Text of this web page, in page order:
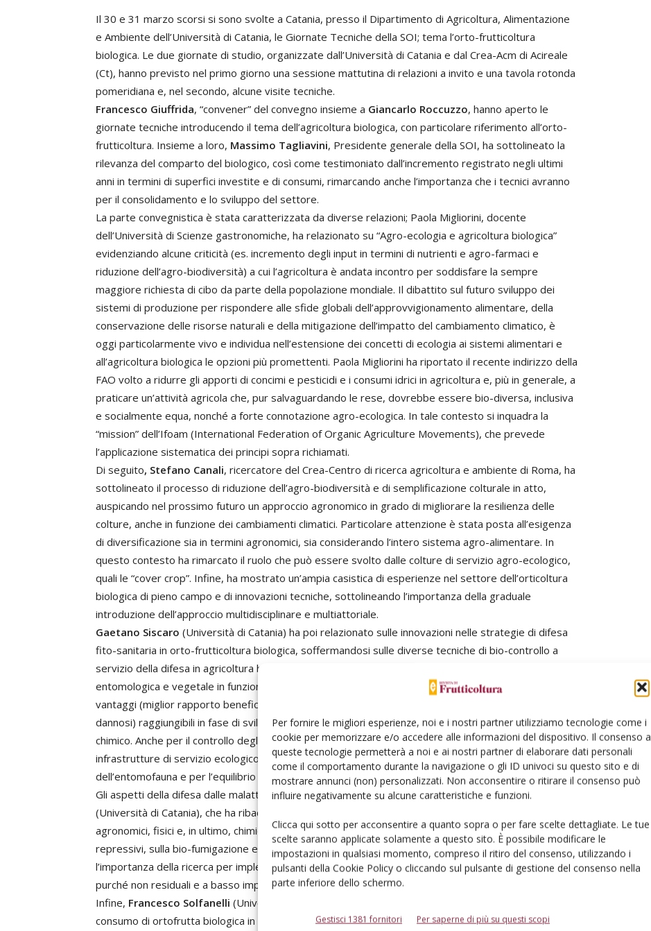
Per fornire le migliori esperienze, noi e i nostri partner utilizziamo tecnologie come i
cookie per memorizzare e/o accedere alle informazioni del dispositivo. Il consenso a
queste tecnologie permetterà a noi e ai nostri partner di elaborare dati personali
come il comportamento durante la navigazione o gli ID univoci su questo sito e di
mostrare annunci (non) personalizzati. Non acconsentire o ritirare il consenso può
influire negativamente su alcune caratteristiche e funzioni.
Clicca qui sotto per acconsentire a quanto sopra o per fare scelte dettagliate. Le tue
scelte saranno applicate solamente a questo sito. È possibile modificare le
impostazioni in qualsiasi momento, compreso il ritiro del consenso, utilizzando i
pulsanti della Cookie Policy o cliccando sul pulsante di gestione del consenso nella
parte inferiore dello schermo.
Gestisci 1381 fornitori Per saperne di più su questi scopi
Il 30 e 31 marzo scorsi si sono svolte a Catania, presso il Dipartimento di Agricoltura, Alimentazione
e Ambiente dell’Università di Catania, le Giornate Tecniche della SOI; tema l’orto-frutticoltura
biologica. Le due giornate di studio, organizzate dall’Università di Catania e dal Crea-Acm di Acireale
(Ct), hanno previsto nel primo giorno una sessione mattutina di relazioni a invito e una tavola rotonda
pomeridiana e, nel secondo, alcune visite tecniche.
Francesco Giuffrida, “convener” del convegno insieme a Giancarlo Roccuzzo, hanno aperto le
giornate tecniche introducendo il tema dell’agricoltura biologica, con particolare riferimento all’orto-
frutticoltura. Insieme a loro, Massimo Tagliavini, Presidente generale della SOI, ha sottolineato la
rilevanza del comparto del biologico, così come testimoniato dall’incremento registrato negli ultimi
anni in termini di superfici investite e di consumi, rimarcando anche l’importanza che i tecnici avranno
per il consolidamento e lo sviluppo del settore.
La parte convegnistica è stata caratterizzata da diverse relazioni; Paola Migliorini, docente
dell’Università di Scienze gastronomiche, ha relazionato su “Agro-ecologia e agricoltura biologica”
evidenziando alcune criticità (es. incremento degli input in termini di nutrienti e agro-farmaci e
riduzione dell’agro-biodiversità) a cui l’agricoltura è andata incontro per soddisfare la sempre
maggiore richiesta di cibo da parte della popolazione mondiale. Il dibattito sul futuro sviluppo dei
sistemi di produzione per rispondere alle sfide globali dell’approvvigionamento alimentare, della
conservazione delle risorse naturali e della mitigazione dell’impatto del cambiamento climatico, è
oggi particolarmente vivo e individua nell’estensione dei concetti di ecologia ai sistemi alimentari e
all’agricoltura biologica le opzioni più promettenti. Paola Migliorini ha riportato il recente indirizzo della
FAO volto a ridurre gli apporti di concimi e pesticidi e i consumi idrici in agricoltura e, più in generale, a
praticare un’attività agricola che, pur salvaguardando le rese, dovrebbe essere bio-diversa, inclusiva
e socialmente equa, nonché a forte connotazione agro-ecologica. In tale contesto si inquadra la
“mission” dell’Ifoam (International Federation of Organic Agriculture Movements), che prevede
l’applicazione sistematica dei principi sopra richiamati.
Di seguito, Stefano Canali, ricercatore del Crea-Centro di ricerca agricoltura e ambiente di Roma, ha
sottolineato il processo di riduzione dell’agro-biodiversità e di semplificazione colturale in atto,
auspicando nel prossimo futuro un approccio agronomico in grado di migliorare la resilienza delle
colture, anche in funzione dei cambiamenti climatici. Particolare attenzione è stata posta all’esigenza
di diversificazione sia in termini agronomici, sia considerando l’intero sistema agro-alimentare. In
questo contesto ha rimarcato il ruolo che può essere svolto dalle colture di servizio agro-ecologico,
quali le “cover crop”. Infine, ha mostrato un’ampia casistica di esperienze nel settore dell’orticoltura
biologica di pieno campo e di innovazioni tecniche, sottolineando l’importanza della graduale
introduzione dell’approccio multidisciplinare e multiattoriale.
Gaetano Siscaro (Università di Catania) ha poi relazionato sulle innovazioni nelle strategie di difesa
fito-sanitaria in orto-frutticoltura biologica, soffermandosi sulle diverse tecniche di bio-controllo a
servizio della difesa in agricoltura biologica e sull’importanza dell’incremento della biodiversità
entomologica e vegetale in funzione del “pest-management”. Sono inoltre stati descritti alcuni dei
vantaggi (miglior rapporto benefici/costi, minore rischio di resistenza e minori effetti collaterali
dannosi) raggiungibili in fase di sviluppo e applicazione dal controllo biologico rispetto a quello
chimico. Anche per il controllo degli insetti dannosi è stata confermata l’importanza delle
infrastrutture di servizio ecologico, come le siepi a fioritura scalare utili per il ricovero
dell’entomofauna e per l’equilibrio del sistema.
Gli aspetti della difesa dalle malattie crittogamiche e batteriche sono stati esposti da Dalia Aiello
(Università di Catania), che ha ribadito l’importanza di un approccio integrato mediante mezzi
agronomici, fisici e, in ultimo, chimici. L’integrazione auspicata è stata riferita a casi studio sui suoli
repressivi, sulla bio-fumigazione e sull’utilizzo di microrganismi utili. La relatrice ha infine indicato
l’importanza della ricerca per implementare la rosa dei principi attivi ammessi in agricoltura biologica,
purché non residuali e a basso impatto ambientale.
Infine, Francesco Solfanelli (Università Politecnica delle Marche) ha presentato una relazione sul
consumo di ortofrutta biologica in Italia, puntando su canali d’acquisto e profilo del consumatore; un